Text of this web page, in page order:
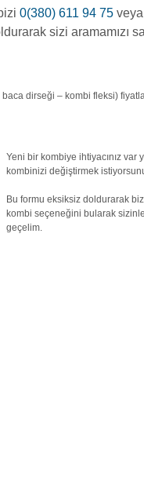
0(380) 611 94 75 veya
sizi aramamızı
dirseği – kombi fleksi)
Yeni bir kombiye ihtiyacınız var
kombinizi değiştirmek
Bu formu eksiksiz doldurarak
kombi seçeneğini bularak
geçelim.